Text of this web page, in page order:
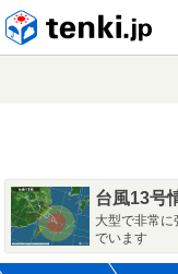
台風13号
大型で非常
でいます